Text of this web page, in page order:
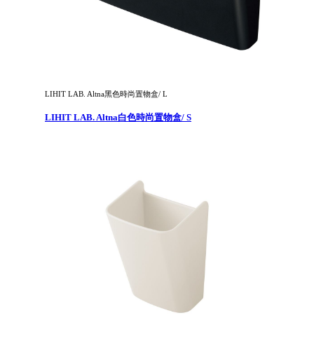
LIHIT LAB. Altna黑色時尚置物盒/ L
LIHIT LAB. Altna白色時尚置物盒/ S